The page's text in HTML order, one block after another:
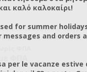
να τοποθετήσετε
καλλυντικές
καλό καλοκαίρι!
for summer
messages and orders
per le vacanze